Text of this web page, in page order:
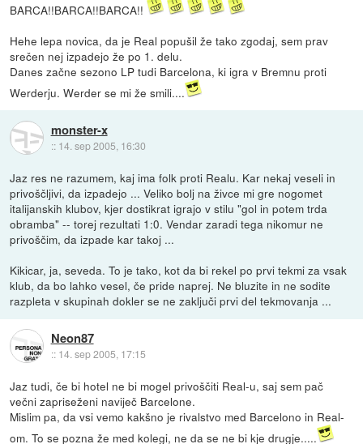
BARCA!!BARCA!!BARCA!!
Hehe lepa novica, da je Real popušil že tako zgodaj, sem prav
srečen nej izpadejo že po 1. delu.
Danes začne sezono LP tudi Barcelona, ki igra v Bremnu proti
Werderju. Werder se mi že smili....
monster-x
:: 14. sep 2005, 16:30
Jaz res ne razumem, kaj ima folk proti Realu. Kar nekaj veseli in
privoščljivi, da izpadejo ... Veliko bolj na živce mi gre nogomet
italijanskih klubov, kjer dostikrat igrajo v stilu "gol in potem trda
obramba" -- torej rezultati 1:0. Vendar zaradi tega nikomur ne
privoščim, da izpade kar takoj ...
Kikicar, ja, seveda. To je tako, kot da bi rekel po prvi tekmi za vsak
klub, da bo lahko vesel, če pride naprej. Ne bluzite in ne sodite
razpleta v skupinah dokler se ne zaključi prvi del tekmovanja ...
Neon87
:: 14. sep 2005, 17:15
Jaz tudi, če bi hotel ne bi mogel privoščiti Real-u, saj sem pač
večni zapriseženi naviječ Barcelone.
Mislim pa, da vsi vemo kakšno je rivalstvo med Barcelono in Real-
om. To se pozna že med kolegi, ne da se ne bi kje drugje.....